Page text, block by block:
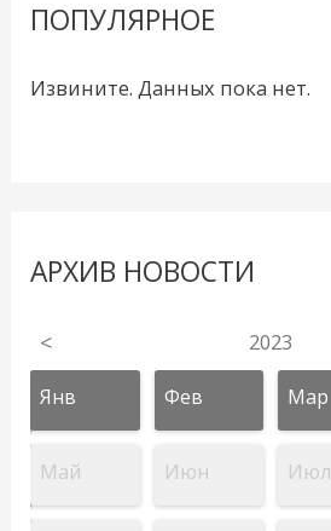
ПОПУЛЯРНОЕ
Извините. Данных пока нет.
АРХИВ НОВОСТИ
< 2023
Янв Фев Мар
Май Июн Июл